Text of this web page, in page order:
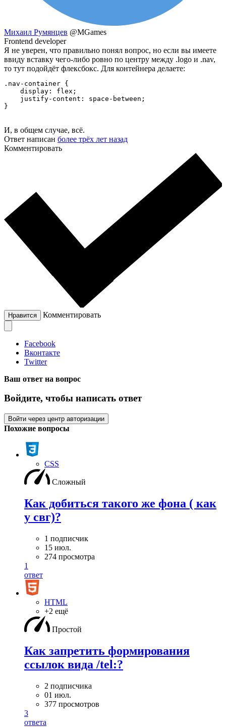
Михаил Румянцев @MGames
Frontend developer
Я не уверен, что правильно понял вопрос, но если вы имеете
ввиду вставку чего-либо ровно по центру между .logo и .nav,
то тут подойдёт флексбокс. Для контейнера делаете:
.nav-container {
    display: flex;
    justify-content: space-between;
}
И, в общем случае, всё.
Ответ написан более трёх лет назад
Комментировать
Нравится Комментировать
Facebook
Вконтакте
Twitter
Ваш ответ на вопрос
Войдите, чтобы написать ответ
Войти через центр авторизации
Похожие вопросы
CSS
Сложный
Как добиться такого же фона ( как
у свг)?
1 подписчик
15 июл.
274 просмотра
1
ответ
HTML
+2 ещё
Простой
Как запретить формирования
ссылок вида /tel:?
2 подписчика
01 июл.
377 просмотров
3
ответа